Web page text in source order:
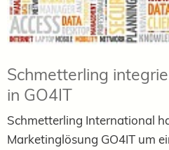
Schmetterling
in GO4IT
Schmetterling International
Marketinglösung GO4IT um